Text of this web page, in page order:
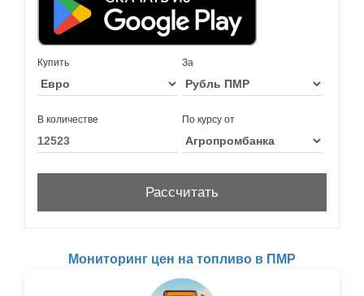
Купить За
В количестве По курсу от
Мониторинг цен на топливо в ПМР